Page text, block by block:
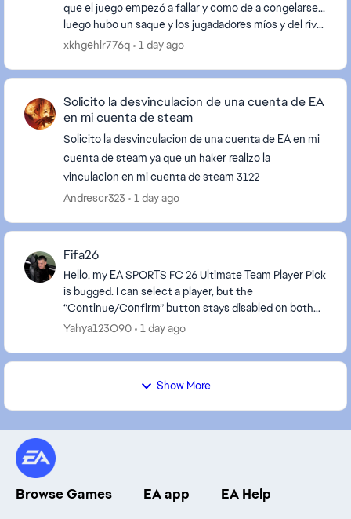
que el juego empezó a fallar y como de a congelarse...
luego hubo un saque y los jugadadores míos y del rival
se quedaron congelados sin movimientos...
xkhgehir776q 1 day ago
Solicito la desvinculacion de una cuenta de EA
en mi cuenta de steam
Solicito la desvinculacion de una cuenta de EA en mi
cuenta de steam ya que un haker realizo la
vinculacion en mi cuenta de steam 3122
Andrescr323
1 day ago
Fifa26
Hello, my EA SPORTS FC 26 Ultimate Team Player Pick
is bugged. I can select a player, but the
“Continue/Confirm” button stays disabled on both
PS4 and the Companion App. Please reset or
Yahya123O90 1 day ago
Show More
Browse Games EA app
EA Help